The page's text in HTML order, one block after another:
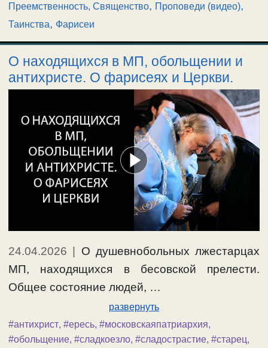
Преемственность, Священство, Проповеди (видео),
Таинства, Фарисеи
О находящихся в МП, обольщении и
антихристе. О фарисеях и Церкви.
24.04.2026 | О душевнобольных лжестарцах
МП, находящихся в бесовской прелести.
Общее состояние людей, …
развернуть
#антихрист, #ересь, #московскаяпатриархия,
#обольщение, #сладкоезло, #сладострастие, #старец,